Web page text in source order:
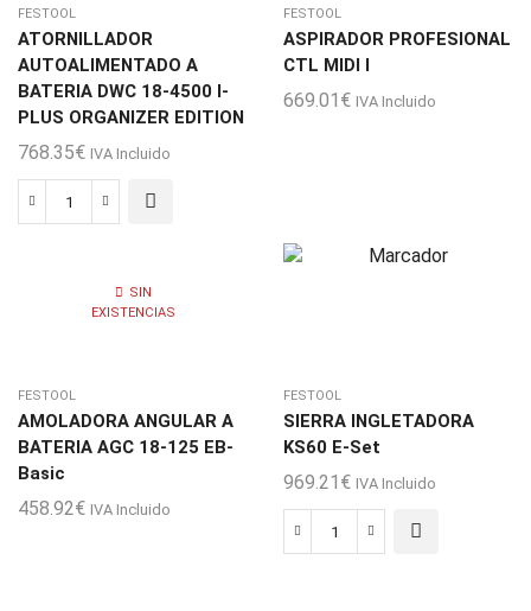
cantidad
FESTOOL
ATORNILLADOR
AUTOALIMENTADO A
BATERIA DWC 18-4500 I-
PLUS ORGANIZER EDITION
768.35€ IVA Incluido
ATORNILLADOR
BATERIA
I-
PLUS
EDITION
FESTOOL
ASPIRADOR PROFESIONAL
CTL MIDI I
669.01 € IVA Incluido
SIN
EXISTENCIAS
FESTOOL
AMOLADORA ANGULAR A
BATERIA AGC 18-125 EB-
Basic
458.92€ IVA Incluido
FESTOOL
SIERRA INGLETADORA
KS60 E-Set
969.21 € IVA Incluido
SIERRA